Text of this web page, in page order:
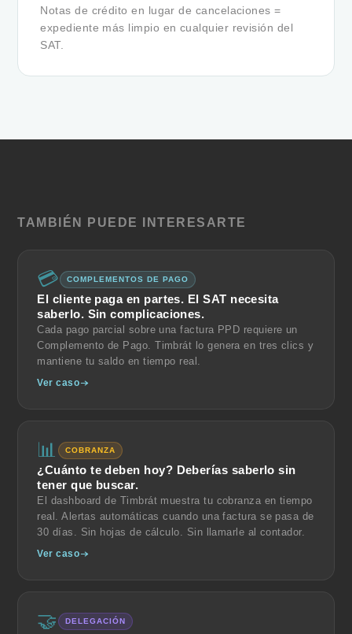
Notas de crédito en lugar de cancelaciones =
expediente más limpio en cualquier revisión del
SAT.
TAMBIÉN PUEDE INTERESARTE
💳 COMPLEMENTOS DE PAGO
El cliente paga en partes. El SAT necesita
saberlo. Sin complicaciones.
Cada pago parcial sobre una factura PPD requiere un
Complemento de Pago. Timbrát lo genera en tres clics y
mantiene tu saldo en tiempo real.
Ver caso
📊 COBRANZA
¿Cuánto te deben hoy? Deberías saberlo sin
tener que buscar.
El dashboard de Timbrát muestra tu cobranza en tiempo
real. Alertas automáticas cuando una factura se pasa de
30 días. Sin hojas de cálculo. Sin llamarle al contador.
Ver caso
🤝 DELEGACIÓN